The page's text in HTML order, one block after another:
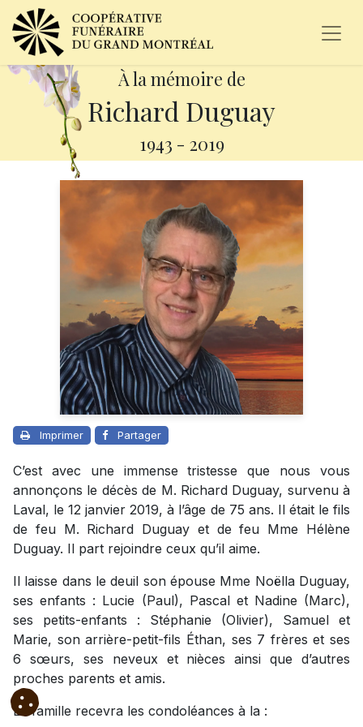
À la mémoire de
Richard Duguay
1943 - 2019
Imprimer Partager
C’est avec une immense tristesse que nous vous
annonçons le décès de M. Richard Duguay, survenu à
Laval, le 12 janvier 2019, à l’âge de 75 ans. Il était le fils
de feu M. Richard Duguay et de feu Mme Hélène
Duguay. Il part rejoindre ceux qu’il aime.
Il laisse dans le deuil son épouse Mme Noëlla Duguay,
ses enfants : Lucie (Paul), Pascal et Nadine (Marc),
ses petits-enfants : Stéphanie (Olivier), Samuel et
Marie, son arrière-petit-fils Éthan, ses 7 frères et ses
6 sœurs, ses neveux et nièces ainsi que d’autres
proches parents et amis.
La famille recevra les condoléances à la :